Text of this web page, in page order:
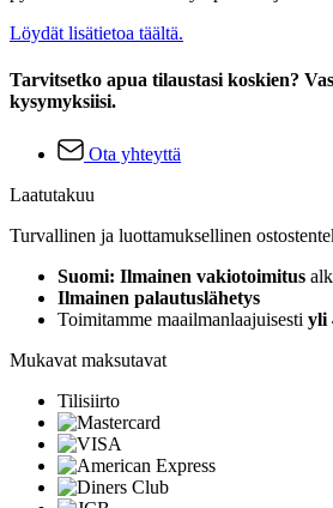
Löydät lisätietoa täältä.
Tarvitsetko apua tilaustasi koskien?
kysymyksiisi.
Ota yhteyttä
Laatutakuu
Turvallinen ja luottamuksellinen
Suomi: Ilmainen vakiotoimitus
Ilmainen palautuslähetys
Toimitamme maailmanlaajuisesti yli
Mukavat maksutavat
Tilisiirto